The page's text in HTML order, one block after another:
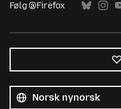
Følg @Firefox
språk
Språk